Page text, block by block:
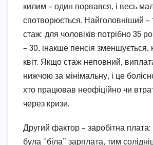
килим – один порвався, і весь
спотворюється. Найголовніший –
стаж: для чоловіків потрібно 35
– 30, інакше пенсія зменшується,
квіт. Якщо стаж неповний,
нижчою за мінімальну, і це
хто працював неофіційно чи
через кризи.
Другий фактор – заробітна
була “біла” зарплата, тим